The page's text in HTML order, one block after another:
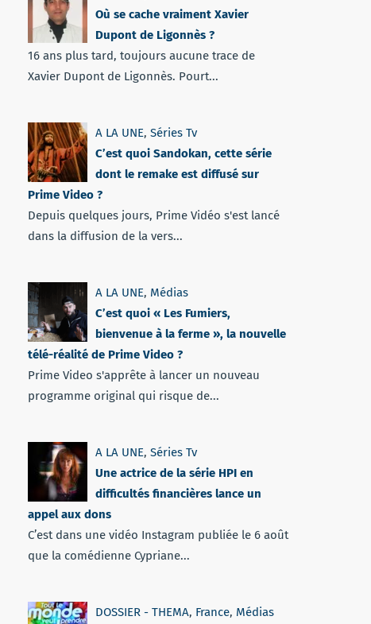
Où se cache vraiment Xavier
Dupont de Ligonnès ?
16 ans plus tard, toujours aucune trace de
Xavier Dupont de Ligonnès. Pourt...
A LA UNE, Séries Tv
C’est quoi Sandokan, cette série
dont le remake est diffusé sur
Prime Video ?
Depuis quelques jours, Prime Vidéo s'est lancé
dans la diffusion de la vers...
A LA UNE, Médias
C’est quoi « Les Fumiers,
bienvenue à la ferme », la nouvelle
télé-réalité de Prime Video ?
Prime Video s'apprête à lancer un nouveau
programme original qui risque de...
A LA UNE, Séries Tv
Une actrice de la série HPI en
difficultés financières lance un
appel aux dons
C’est dans une vidéo Instagram publiée le 6 août
que la comédienne Cypriane...
DOSSIER - THEMA, France, Médias